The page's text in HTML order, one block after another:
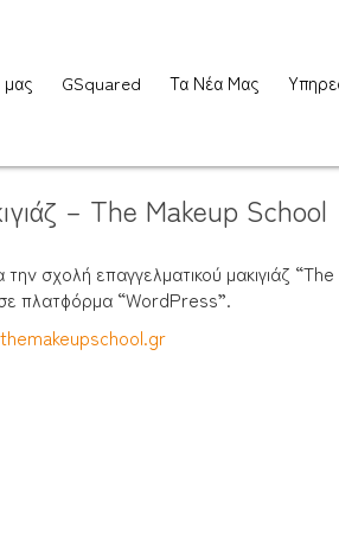
μας GSquared Τα Νέα Μας
– The Makeup School
την σχολή επαγγελματικού μακιγιάζ
πλατφόρμα “WordPress”.